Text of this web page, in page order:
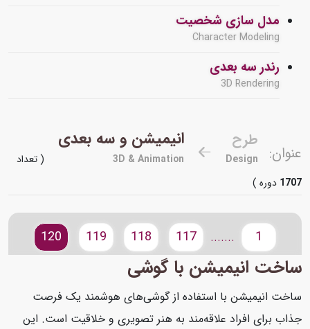
مدل سازی شخصیت
Character Modeling
رندر سه بعدی
3D Rendering
عنوان:
طرح
Design
انیمیشن و سه بعدی
3D & Animation
( تعداد
1707 دوره )
.......
117
118
119
120
ساخت انیمیشن با گوشی
ساخت انیمیشن با استفاده از گوشی‌های هوشمند یک فرصت
جذاب برای افراد علاقه‌مند به هنر تصویری و خلاقیت است. این